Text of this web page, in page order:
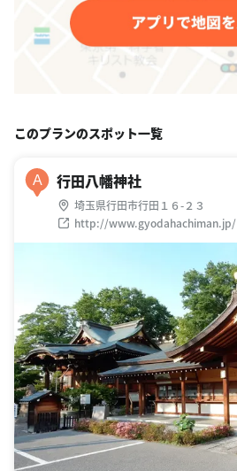
このプランのスポット一覧
A 行田八幡神社
埼玉県行田市行田１６-２３
http://www.gyodahachiman.jp/